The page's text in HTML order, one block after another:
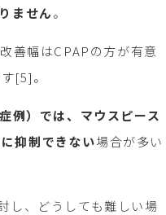
ません。
善幅はCPAPの方が有意
[5]。
例）では、マウスピース
抑制できない場合が多い
し、どうしても難しい場